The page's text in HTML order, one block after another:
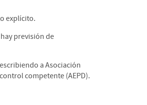
explícito.
previsión de
a Asociación
competente (AEPD).